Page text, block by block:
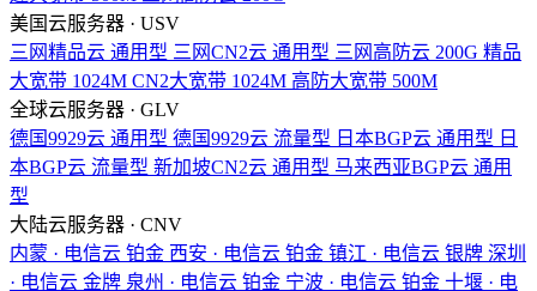
美国云服务器 · USV
三网精品云 通用型 三网CN2云 通用型 三网高防云 200G 精品
大宽带 1024M CN2大宽带 1024M 高防大宽带 500M
全球云服务器 · GLV
德国9929云 通用型 德国9929云 流量型 日本BGP云 通用型 日
本BGP云 流量型 新加坡CN2云 通用型 马来西亚BGP云 通用
型
大陆云服务器 · CNV
内蒙 · 电信云 铂金 西安 · 电信云 铂金 镇江 · 电信云 银牌 深圳
· 电信云 金牌 泉州 · 电信云 铂金 宁波 · 电信云 铂金 十堰 · 电